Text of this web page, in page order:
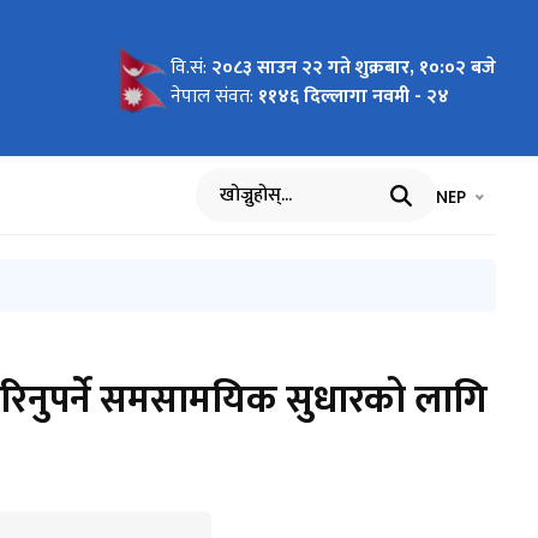
सूचना
सूचना
विक्री
विक्री
विक्री
मूल्य
सुझाव
लागि
वि.सं: २०८३ साउन २२ गते शुक्रबार, १०:०२ बजे
नेपाल संवत: ११४६ दिल्लागा नवमी - २४
खोज्नुहोस् भाषा चयन
NEP
समसामयिक सुधारको लागि